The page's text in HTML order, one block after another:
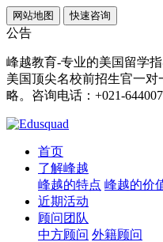
网站地图 快速咨询
公告
峰越教育-专业的美国留学
美国顶尖名校前招生官一
略。咨询电话：+021-
首页
了解峰越
峰越的特点 峰越的价
近期活动
顾问团队
中方顾问 外籍顾问